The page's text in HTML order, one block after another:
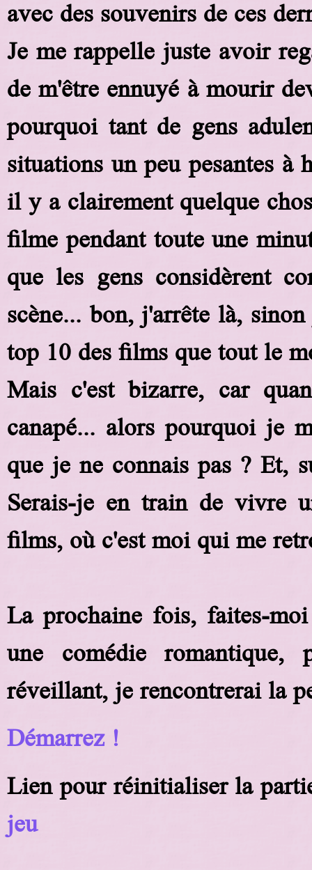
avec des souvenirs de ces
Je me rappelle juste avoir
de m'être ennuyé à mourir
pourquoi tant de gens
situations un peu pesantes
il y a clairement quelque
filme pendant toute une
que les gens considèrent
scène... bon, j'arrête là,
top 10 des films que tout le
Mais c'est bizarre, car
canapé... alors pourquoi je
que je ne connais pas ? Et,
Serais-je en train de vivre
films, où c'est moi qui me
La prochaine fois, faites-
une comédie
réveillant, je rencontrerai la
Démarrez !
Lien pour réinitialiser la
jeu